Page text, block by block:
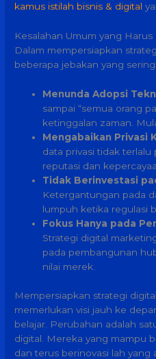
kamus istilah bisnis & digital
Kesalahan Umum yang
Dalam mempersiapkan
beberapa jebakan yang
Menunda Adopsi
sampai “semua orang
ketinggalan zaman.
Mengabaikan Privasi
data privasi tidak
reputasi dan
Tidak Berinvestasi
Ketergantungan pada
lumpuh ketika regulasi
Fokus Hanya pada
Strategi digital
pada pembangunan
nilai merek.
Mempersiapkan strategi
memerlukan visi jauh ke
belajar. Perubahan adalah
digital. Mereka yang mampu
dan terus berinovasi lah yang